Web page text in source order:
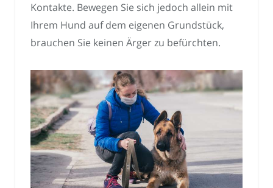
Kontakte. Bewegen Sie sich jedoch allein mit
Ihrem Hund auf dem eigenen Grundstück,
brauchen Sie keinen Ärger zu befürchten.